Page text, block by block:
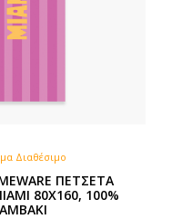
Διαθέσιμο
ΠΕΤΣΕΤΑ
80X160, 100%